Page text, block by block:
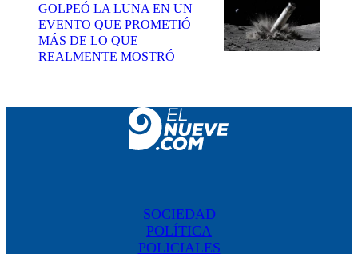
GOLPEÓ LA LUNA EN UN
EVENTO QUE PROMETIÓ
MÁS DE LO QUE
REALMENTE MOSTRÓ
SOCIEDAD
POLÍTICA
POLICIALES